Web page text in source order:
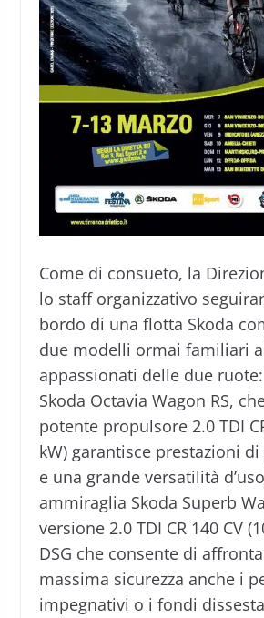
Come di consueto, la
lo staff organizzativo
bordo di una flotta Skoda
due modelli ormai familiari
appassionati delle due
Skoda Octavia Wagon RS,
potente propulsore 2.0 TDI
kW) garantisce prestazioni
e una grande versatilità
ammiraglia Skoda Superb
versione 2.0 TDI CR 140 CV
DSG che consente di
massima sicurezza anche i
impegnativi o i fondi